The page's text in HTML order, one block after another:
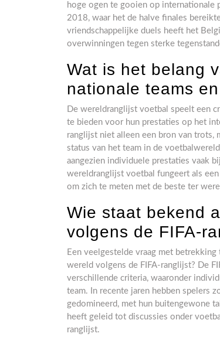
hoge ogen te gooien op internationale
2018, waar het de halve finales
vriendschappelijke duels heeft het
overwinningen tegen sterke
Wat is het belang
nationale teams
De wereldranglijst voetbal speelt een
te bieden voor hun prestaties op het
ranglijst niet alleen een bron van
status van het team in de
aangezien individuele prestaties vaak
wereldranglijst voetbal fungeert als
om zich te meten met de beste ter
Wie staat bekend
volgens de FIFA-
Een veelgestelde vraag met
wereld volgens de FIFA-ranglijst? De
verschillende criteria, waaronder
team. In recente jaren hebben spelers
gedomineerd, met hun buitengewone
heeft geleid tot discussies onder
ranglijst.